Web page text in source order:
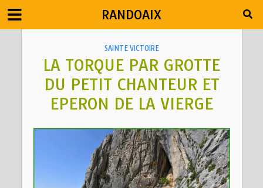
RANDOAIX
SAINTE VICTOIRE
LA TORQUE PAR GROTTE
DU PETIT CHANTEUR ET
EPERON DE LA VIERGE